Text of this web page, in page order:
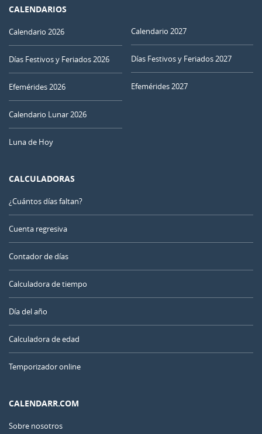
CALENDARIOS
Calendario 2026
Días Festivos y Feriados 2026
Efemérides 2026
Calendario Lunar 2026
Luna de Hoy
Calendario 2027
Días Festivos y Feriados 2027
Efemérides 2027
CALCULADORAS
¿Cuántos días faltan?
Cuenta regresiva
Contador de días
Calculadora de tiempo
Día del año
Calculadora de edad
Temporizador online
CALENDARR.COM
Sobre nosotros